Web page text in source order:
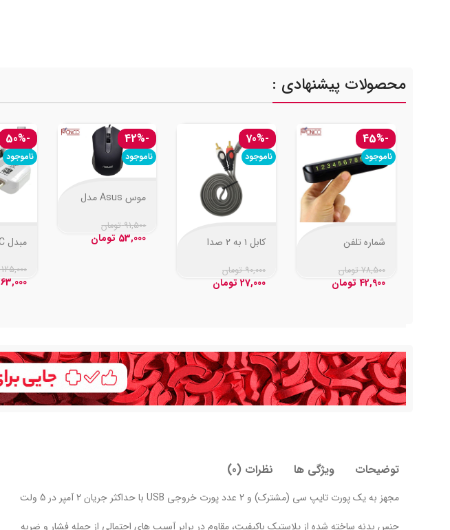
محصولات پیشنهادی :
-45%
ناموجود
شماره تلفن
خودرو
78,500 تومان
42,900 تومان
-70%
ناموجود
کابل ۱ به ۲ صدا
90,000 تومان
27,000 تومان
-42%
ناموجود
موس Asus مدل
91,500 تومان
53,000 تومان
-50%
ناموجود
مبدل OTG USB-C
125,000
63,000
توضیحات ویژگی ها نظرات (0)
مجهز به یک پورت تایپ سی (مشترک) و 2 عدد پورت خروجی USB با حداکثر جریان 2 آمپر در 5 ولت
جنس بدنه ساخته شده از پلاستیک باکیفیت، مقاوم در برابر آسیب های احتمالی از جمله فشار و ضربه